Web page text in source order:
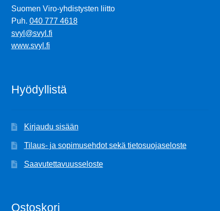
Suomen Viro-yhdistysten liitto
Puh. 040 777 4618
svyl@svyl.fi
www.svyl.fi
Hyödyllistä
Kirjaudu sisään
Tilaus- ja sopimusehdot sekä tietosuojaseloste
Saavutettavuusseloste
Ostoskori